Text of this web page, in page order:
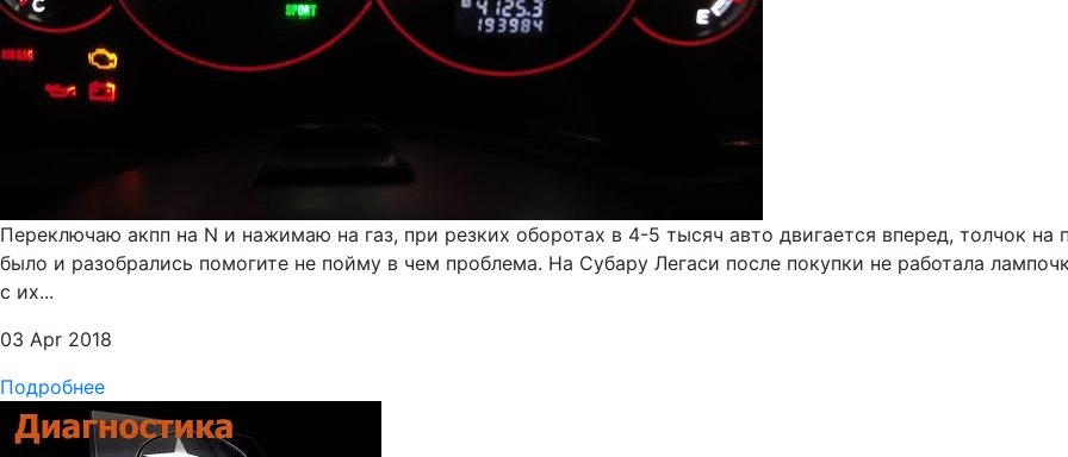
Переключаю акпп на N и нажимаю на газ, при резких оборотах в 4-5 тысяч авто двигается вперед, толчок
было и разобрались помогите не пойму в чем проблема. На Субару Легаси после покупки не работала
с их...
03 Apr 2018
Подробнее